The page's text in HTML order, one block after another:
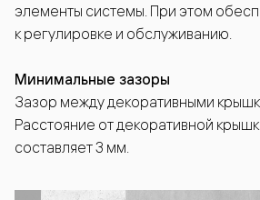
элементы системы. При этом
к регулировке и обслуживанию.
Минимальные зазоры
Зазор между декоративными
Расстояние от декоративной
составляет 3 мм.